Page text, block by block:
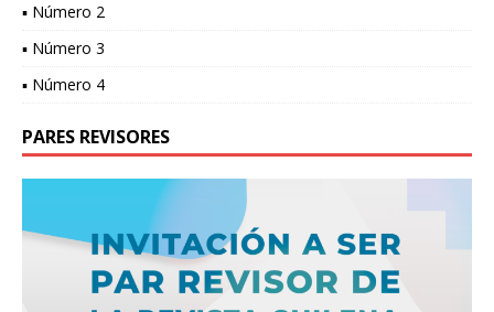
▪ Número 2
▪ Número 3
▪ Número 4
PARES REVISORES